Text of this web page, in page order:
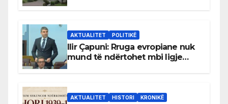
AKTUALITET POLITIKË
Ilir Çapuni: Rruga evropiane nuk
mund të ndërtohet mbi ligje
AKTUALITET HISTORI KRONIKË